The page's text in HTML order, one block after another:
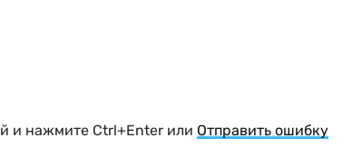
и нажмите Ctrl+Enter или Отправить ошибку